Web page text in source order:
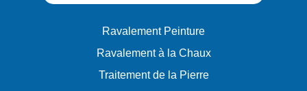
Ravalement Peinture
Ravalement à la Chaux
Traitement de la Pierre